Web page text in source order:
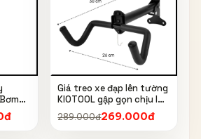
Giá treo xe đạp lên tường
KIOTOOL gập gọn chịu lực
cao kèm móc treo mũ bảo
hiểm
289.000đ269.000đ